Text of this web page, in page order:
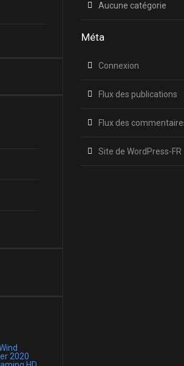
Aucune catégorie
Méta
Connexion
Flux des publications
Flux des
Site de WordPress-FR